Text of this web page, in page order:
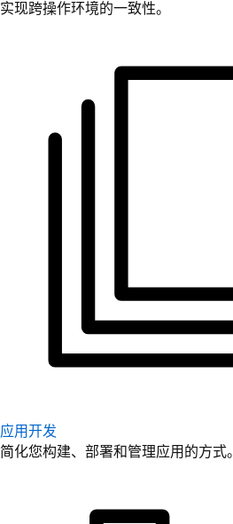
实现跨操作环境的一致性。
应用开发
简化您构建、部署和管理应用的方式。